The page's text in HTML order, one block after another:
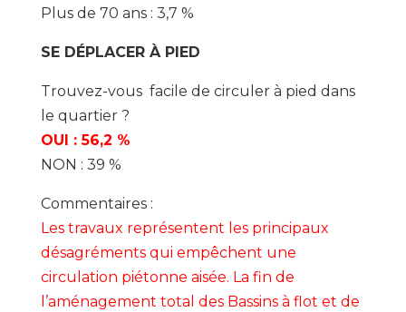
Plus de 70 ans : 3,7 %
SE DÉPLACER À PIED
Trouvez-vous facile de circuler à pied dans
le quartier ?
OUI : 56,2 %
NON : 39 %
Commentaires :
Les travaux représentent les principaux
désagréments qui empêchent une
circulation piétonne aisée. La fin de
l’aménagement total des Bassins à flot et de